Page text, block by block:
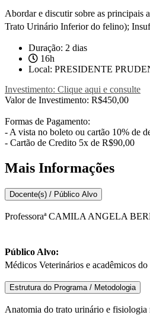
Abordar e discutir sobre as principais
Trato Urinário Inferior do felino);
Duração: 2 dias
16h
Local: PRESIDENTE
Investimento: Clique aqui e consulte
Valor de Investimento: R$450,00
Formas de Pagamento:
- A vista no boleto ou cartão 10% de
- Cartão de Credito 5x de R$90,00
Mais Informações
Docente(s) / Público Alvo
Professoraª CAMILA ANGELA
Público Alvo:
Médicos Veterinários e acadêmicos
Estrutura do Programa / Metodologia
Anatomia do trato urinário e fisiologia